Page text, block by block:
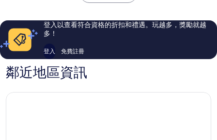
評
論
登入以查看符合資格的折扣和禮遇。玩越多，獎勵就越
多！
登入 免費註冊
鄰近地區資訊